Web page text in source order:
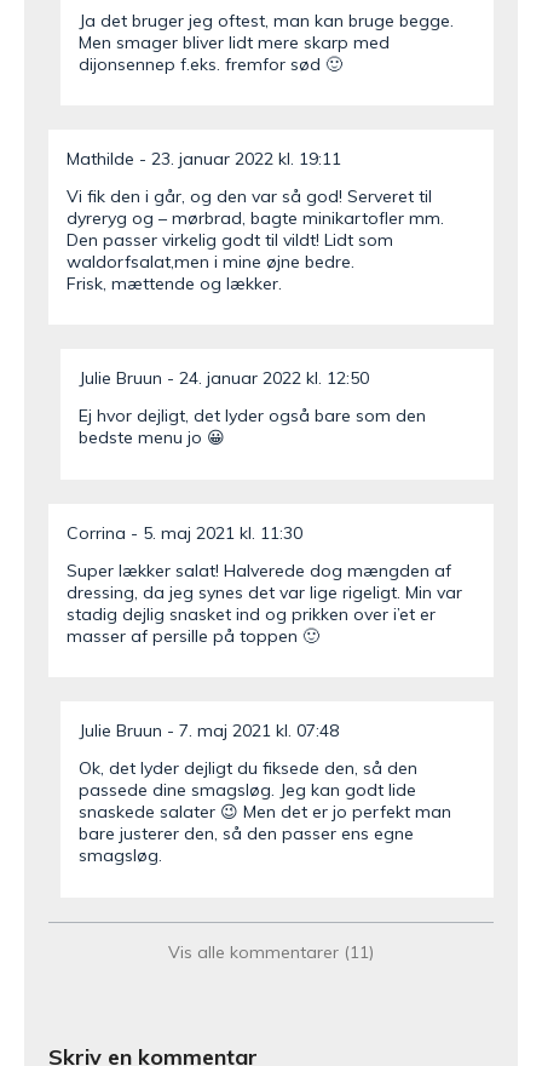
Ja det bruger jeg oftest, man kan bruge begge.
Men smager bliver lidt mere skarp med
dijonsennep f.eks. fremfor sød 🙂
Mathilde
23. januar 2022 kl. 19:11
Vi fik den i går, og den var så god! Serveret til
dyreryg og – mørbrad, bagte minikartofler mm.
Den passer virkelig godt til vildt! Lidt som
waldorfsalat,men i mine øjne bedre.
Frisk, mættende og lækker.
Julie Bruun
24. januar 2022 kl. 12:50
Ej hvor dejligt, det lyder også bare som den
bedste menu jo 😀
Corrina
5. maj 2021 kl. 11:30
Super lækker salat! Halverede dog mængden af
dressing, da jeg synes det var lige rigeligt. Min var
stadig dejlig snasket ind og prikken over i’et er
masser af persille på toppen 🙂
Julie Bruun
7. maj 2021 kl. 07:48
Ok, det lyder dejligt du fiksede den, så den
passede dine smagsløg. Jeg kan godt lide
snaskede salater 😉 Men det er jo perfekt man
bare justerer den, så den passer ens egne
smagsløg.
18. juni 2020 kl. 12:23
Vis alle kommentarer (11)
Skriv en kommentar